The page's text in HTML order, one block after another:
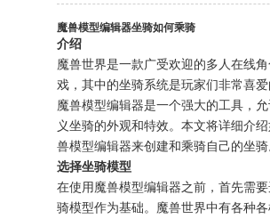
魔兽模型编辑器坐骑如何乘骑
介绍
魔兽世界是一款广受欢迎的多人在线
戏，其中的坐骑系统是玩家们非常喜爱
魔兽模型编辑器是一个强大的工具，
义坐骑的外观和特效。本文将详细介
兽模型编辑器来创建和乘骑自己的坐骑
选择坐骑模型
在使用魔兽模型编辑器之前，首先需
骑模型作为基础。魔兽世界中有各种